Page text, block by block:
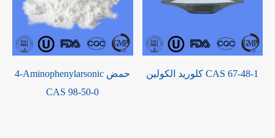
4-Aminophenylarsonic حمض
CAS 98-50-0
كلوريد الكولين CAS 67-48-1